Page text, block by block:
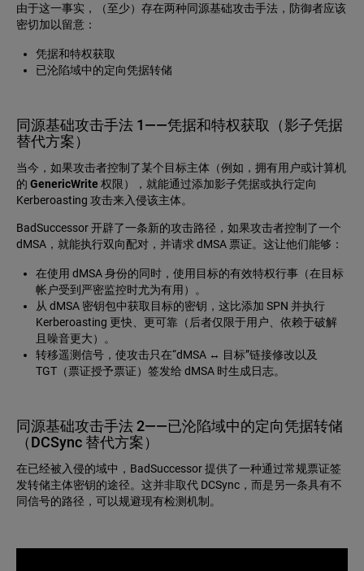
由于这一事实，（至少）存在两种同源基础攻击手法，防御者应该
密切加以留意：
凭据和特权获取
已沦陷域中的定向凭据转储
同源基础攻击手法 1——凭据和特权获取（影子凭据
替代方案）
当今，如果攻击者控制了某个目标主体（例如，拥有用户或计算机
的 GenericWrite 权限），就能通过添加影子凭据或执行定向
Kerberoasting 攻击来入侵该主体。
BadSuccessor 开辟了一条新的攻击路径，如果攻击者控制了一个
dMSA，就能执行双向配对，并请求 dMSA 票证。这让他们能够：
在使用 dMSA 身份的同时，使用目标的有效特权行事（在目标
帐户受到严密监控时尤为有用）。
从 dMSA 密钥包中获取目标的密钥，这比添加 SPN 并执行
Kerberoasting 更快、更可靠（后者仅限于用户、依赖于破解
且噪音更大）。
转移遥测信号，使攻击只在“dMSA ↔ 目标”链接修改以及
TGT（票证授予票证）签发给 dMSA 时生成日志。
同源基础攻击手法 2——已沦陷域中的定向凭据转储
（DCSync 替代方案）
在已经被入侵的域中，BadSuccessor 提供了一种通过常规票证签
发转储主体密钥的途径。这并非取代 DCSync，而是另一条具有不
同信号的路径，可以规避现有检测机制。